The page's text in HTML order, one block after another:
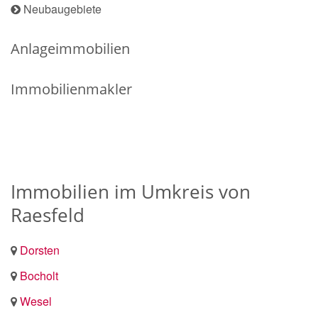
Neubaugebiete
Anlageimmobilien
Immobilienmakler
Immobilien im Umkreis von
Raesfeld
Dorsten
Bocholt
Wesel